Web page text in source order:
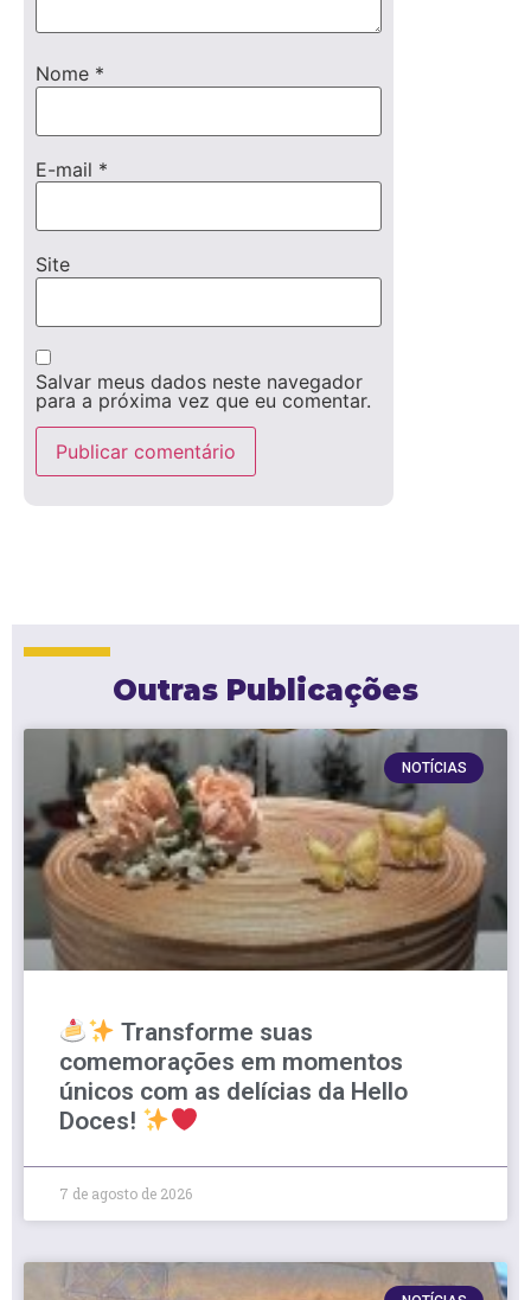
Nome *
E-mail *
Site
Salvar meus dados neste navegador
para a próxima vez que eu comentar.
Outras Publicações
NOTÍCIAS
Transforme suas
comemorações em momentos
únicos com as delícias da Hello
Doces!
7 de agosto de 2026